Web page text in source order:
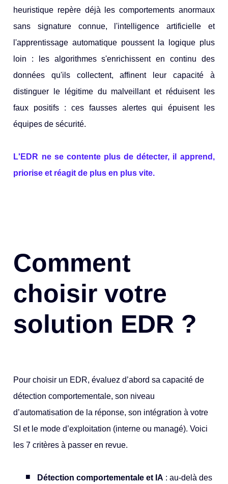
heuristique repère déjà les comportements anormaux
sans signature connue, l'intelligence artificielle et
l'apprentissage automatique poussent la logique plus
loin : les algorithmes s'enrichissent en continu des
données qu'ils collectent, affinent leur capacité à
distinguer le légitime du malveillant et réduisent les
faux positifs : ces fausses alertes qui épuisent les
équipes de sécurité.
L'EDR ne se contente plus de détecter, il apprend,
priorise et réagit de plus en plus vite.
Comment
choisir votre
solution EDR ?
Pour choisir un EDR, évaluez d’abord sa capacité de
détection comportementale, son niveau
d’automatisation de la réponse, son intégration à votre
SI et le mode d’exploitation (interne ou managé). Voici
les 7 critères à passer en revue.
Détection comportementale et IA : au-delà des